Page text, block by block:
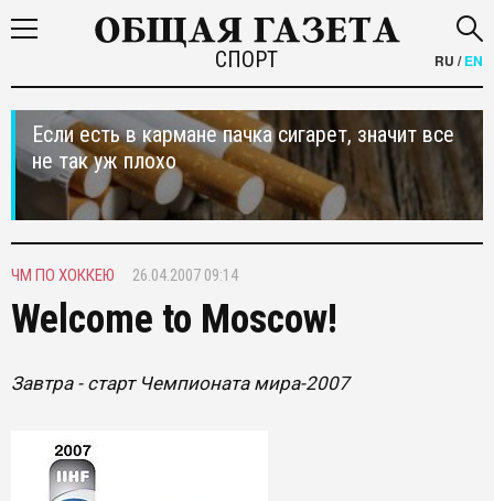
СПОРТ RU /EN
Если есть в кармане пачка сигарет, значит все
не так уж плохо
ЧМ ПО ХОККЕЮ 26.04.2007 09:14
Welcome to Moscow!
Завтра - старт Чемпионата мира-2007